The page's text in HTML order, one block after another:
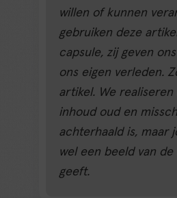
willen of kunnen
gebruiken deze
capsule, zij geven
ons eigen verleden.
artikel. We realiseren
inhoud oud en
achterhaald is, maar
wel een beeld van
geeft.